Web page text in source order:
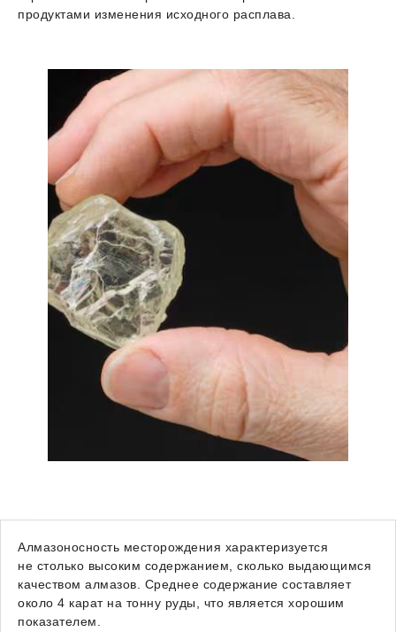
продуктами изменения исходного расплава.
Алмазоносность месторождения характеризуется
не столько высоким содержанием, сколько выдающимся
качеством алмазов. Среднее содержание составляет
около 4 карат на тонну руды, что является хорошим
показателем.